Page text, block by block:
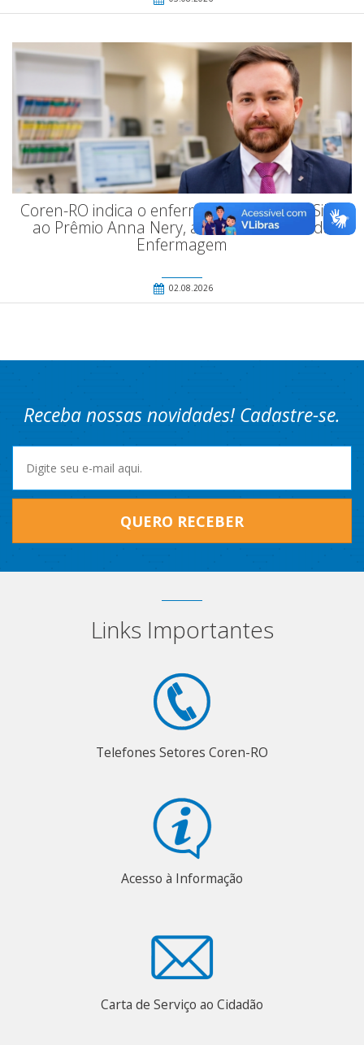
Coren-RO indica o enfermeiro Juan Irineu Silva
ao Prêmio Anna Nery, a maior honraria da
Enfermagem
02.08.2026
Receba nossas novidades! Cadastre-se.
QUERO RECEBER
Links Importantes
Telefones Setores Coren-RO
Acesso à Informação
Carta de Serviço ao Cidadão